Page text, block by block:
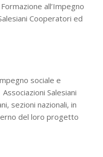
all’Impegno
Cooperatori ed
sociale e
Salesiani
sezioni nazionali, in
del loro progetto